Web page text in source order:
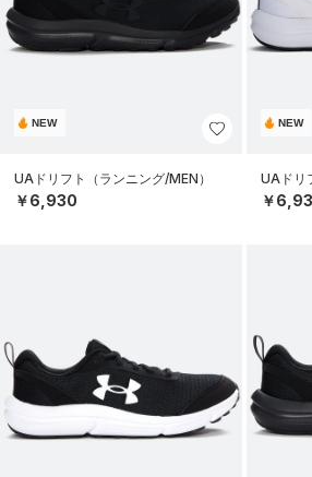
NEW
UAドリフト（ランニング/MEN）
￥6,930
NEW
UAドリ
￥